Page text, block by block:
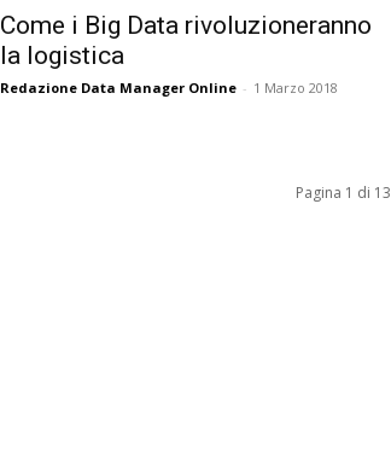
Come i Big Data rivoluzioneranno
la logistica
Redazione Data Manager Online - 1 Marzo 2018
Pagina 1 di 13